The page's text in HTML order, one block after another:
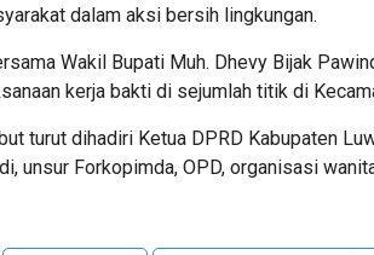
dalam aksi bersih lingkungan.
Wakil Bupati Muh. Dhevy Bijak
kerja bakti di sejumlah titik di
turut dihadiri Ketua DPRD Kabupaten
unsur Forkopimda, OPD, organisasi